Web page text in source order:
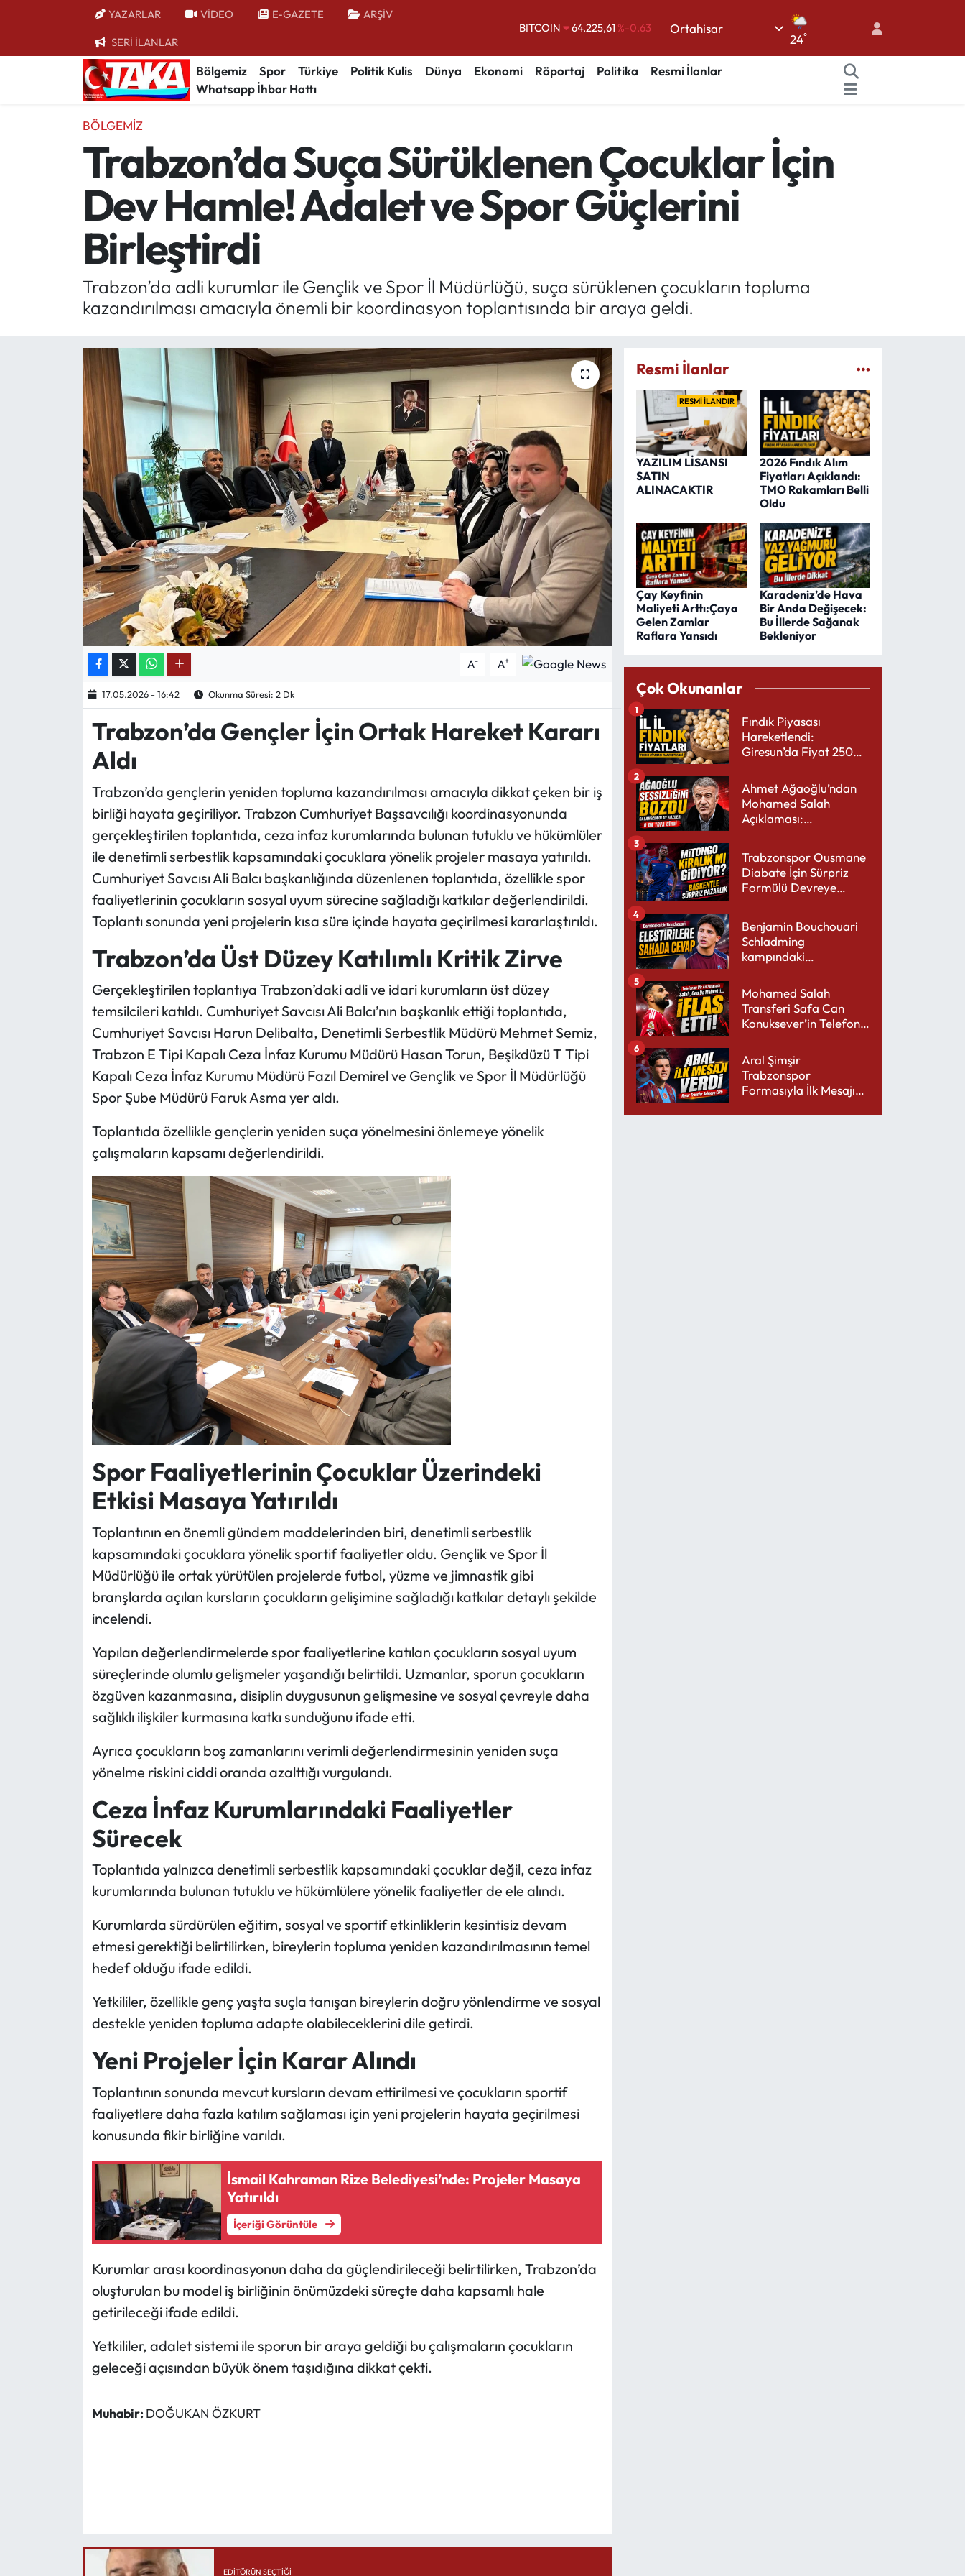
YAZARLAR VİDEO E-GAZETE ARŞİV
SERİ İLANLAR
DOLAR 47,7143%0.16
EURO
55,0317%-0.02
STERLİN
64,2463%0.07
BITCOIN
64.225,61%-0.63
Ortahisar
24°
Bölgemiz Spor Türkiye Politik Kulis Dünya Ekonomi Röportaj Politika
Resmi İlanlar
Whatsapp İhbar Hattı
BÖLGEMIZ
Trabzon’da Suça Sürüklenen Çocuklar İçin
Dev Hamle! Adalet ve Spor Güçlerini
Birleştirdi
Trabzon’da adli kurumlar ile Gençlik ve Spor İl Müdürlüğü, suça sürüklenen çocukların topluma
kazandırılması amacıyla önemli bir koordinasyon toplantısında bir araya geldi.
A- A+
17.05.2026 - 16:42 Okunma Süresi: 2 Dk
Trabzon’da Gençler İçin Ortak Hareket Kararı
Aldı
Trabzon’da gençlerin yeniden topluma kazandırılması amacıyla dikkat çeken bir iş
birliği hayata geçiriliyor. Trabzon Cumhuriyet Başsavcılığı koordinasyonunda
gerçekleştirilen toplantıda, ceza infaz kurumlarında bulunan tutuklu ve hükümlüler
ile denetimli serbestlik kapsamındaki çocuklara yönelik projeler masaya yatırıldı.
Cumhuriyet Savcısı Ali Balcı başkanlığında düzenlenen toplantıda, özellikle spor
faaliyetlerinin çocukların sosyal uyum sürecine sağladığı katkılar değerlendirildi.
Toplantı sonunda yeni projelerin kısa süre içinde hayata geçirilmesi kararlaştırıldı.
Trabzon’da Üst Düzey Katılımlı Kritik Zirve
Gerçekleştirilen toplantıya Trabzon’daki adli ve idari kurumların üst düzey
temsilcileri katıldı. Cumhuriyet Savcısı Ali Balcı’nın başkanlık ettiği toplantıda,
Cumhuriyet Savcısı Harun Delibalta, Denetimli Serbestlik Müdürü Mehmet Semiz,
Trabzon E Tipi Kapalı Ceza İnfaz Kurumu Müdürü Hasan Torun, Beşikdüzü T Tipi
Kapalı Ceza İnfaz Kurumu Müdürü Fazıl Demirel ve Gençlik ve Spor İl Müdürlüğü
Spor Şube Müdürü Faruk Asma yer aldı.
Toplantıda özellikle gençlerin yeniden suça yönelmesini önlemeye yönelik
çalışmaların kapsamı değerlendirildi.
Spor Faaliyetlerinin Çocuklar Üzerindeki
Etkisi Masaya Yatırıldı
Toplantının en önemli gündem maddelerinden biri, denetimli serbestlik
kapsamındaki çocuklara yönelik sportif faaliyetler oldu. Gençlik ve Spor İl
Müdürlüğü ile ortak yürütülen projelerde futbol, yüzme ve jimnastik gibi
branşlarda açılan kursların çocukların gelişimine sağladığı katkılar detaylı şekilde
incelendi.
Yapılan değerlendirmelerde spor faaliyetlerine katılan çocukların sosyal uyum
süreçlerinde olumlu gelişmeler yaşandığı belirtildi. Uzmanlar, sporun çocukların
özgüven kazanmasına, disiplin duygusunun gelişmesine ve sosyal çevreyle daha
sağlıklı ilişkiler kurmasına katkı sunduğunu ifade etti.
Ayrıca çocukların boş zamanlarını verimli değerlendirmesinin yeniden suça
yönelme riskini ciddi oranda azalttığı vurgulandı.
Ceza İnfaz Kurumlarındaki Faaliyetler
Sürecek
Toplantıda yalnızca denetimli serbestlik kapsamındaki çocuklar değil, ceza infaz
kurumlarında bulunan tutuklu ve hükümlülere yönelik faaliyetler de ele alındı.
Kurumlarda sürdürülen eğitim, sosyal ve sportif etkinliklerin kesintisiz devam
etmesi gerektiği belirtilirken, bireylerin topluma yeniden kazandırılmasının temel
hedef olduğu ifade edildi.
Yetkililer, özellikle genç yaşta suçla tanışan bireylerin doğru yönlendirme ve sosyal
destekle yeniden topluma adapte olabileceklerini dile getirdi.
Yeni Projeler İçin Karar Alındı
Toplantının sonunda mevcut kursların devam ettirilmesi ve çocukların sportif
faaliyetlere daha fazla katılım sağlaması için yeni projelerin hayata geçirilmesi
konusunda fikir birliğine varıldı.
İsmail Kahraman Rize Belediyesi’nde: Projeler Masaya
Yatırıldı
İçeriği Görüntüle
Kurumlar arası koordinasyonun daha da güçlendirileceği belirtilirken, Trabzon’da
oluşturulan bu model iş birliğinin önümüzdeki süreçte daha kapsamlı hale
getirileceği ifade edildi.
Yetkililer, adalet sistemi ile sporun bir araya geldiği bu çalışmaların çocukların
geleceği açısından büyük önem taşıdığına dikkat çekti.
Muhabir: DOĞUKAN ÖZKURT
EDITÖRÜN SEÇTIĞI
Resmi İlanlar
RESMİ İLANDIR
YAZILIM LİSANSI
SATIN
ALINACAKTIR
2026 Fındık Alım
Fiyatları Açıklandı:
TMO Rakamları Belli
Oldu
Çay Keyfinin
Maliyeti Arttı:Çaya
Gelen Zamlar
Raflara Yansıdı
Karadeniz’de Hava
Bir Anda Değişecek:
Bu İllerde Sağanak
Bekleniyor
Çok Okunanlar
Fındık Piyasası
Hareketlendi:
Giresun’da Fiyat 250
1
Ahmet Ağaoğlu’ndan
Mohamed Salah
Açıklaması:
Yakışır
2
Trabzonspor Ousmane
Diabate İçin Sürpriz
Formülü Devreye
3
Benjamin Bouchouari
Schladming
kampındaki
4
Mohamed Salah
Transferi Safa Can
Konuksever’in Telefon
5
Aral Şimşir
Trabzonspor
Formasıyla İlk Mesajını
6
Bölgemiz
Kültür/Sanat
Politik Kulis
Magazin
Mektup Galeri
Röportaj
Köşe Yazıları
Karikatür Galeri
ASTROLOJİ
Spor Yazıları
Ekonomi
Trabzon Nöbetçi Eczaneler
Trabzon Hava Durumu
Trabzon Trafik Yoğunluk Haritası
Süper Lig Puan Durumu ve Fikstür
Tüm Manşetler
Son Dakika Haberleri